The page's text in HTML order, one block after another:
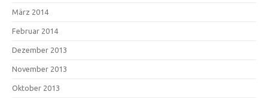
März 2014
Februar 2014
Dezember 2013
November 2013
Oktober 2013